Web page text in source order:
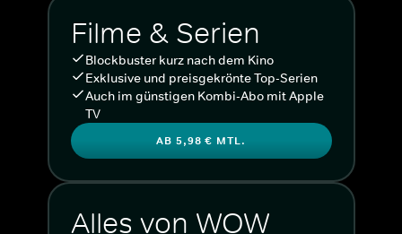
Filme & Serien
Blockbuster kurz nach dem Kino
Exklusive und preisgekrönte Top-Serien
Auch im günstigen Kombi-Abo mit Apple
TV
AB 5,98 € MTL.
Alles von WOW